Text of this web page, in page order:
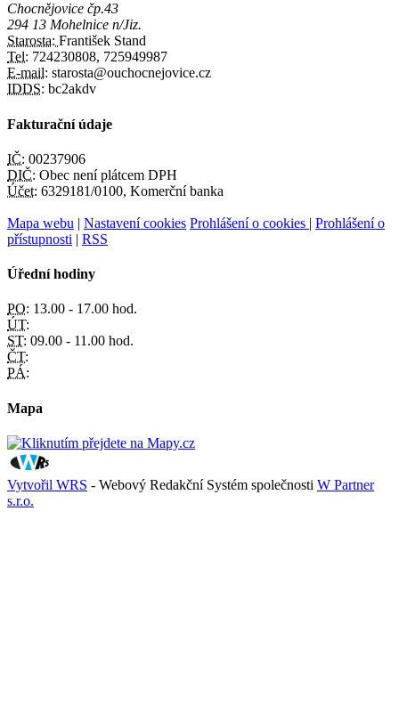
Chocnějovice čp.43
294 13 Mohelnice n/Jiz.
Starosta: František Stand
Tel: 724230808, 725949987
E-mail: starosta@ouchocnejovice.cz
IDDS: bc2akdv
Fakturační údaje
IČ: 00237906
DIČ: Obec není plátcem DPH
Účet: 6329181/0100, Komerční banka
Mapa webu | Nastavení cookies Prohlášení o cookies | Prohlášení o
přístupnosti | RSS
Úřední hodiny
PO: 13.00 - 17.00 hod.
ÚT:
ST: 09.00 - 11.00 hod.
ČT:
PÁ:
Mapa
Vytvořil WRS - Webový Redakční Systém společnosti W Partner
s.r.o.